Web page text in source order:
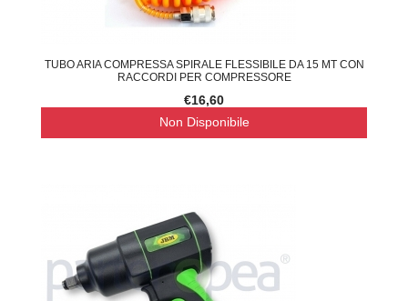
TUBO ARIA COMPRESSA SPIRALE FLESSIBILE DA 15 MT CON
RACCORDI PER COMPRESSORE
€16,60
Non Disponibile